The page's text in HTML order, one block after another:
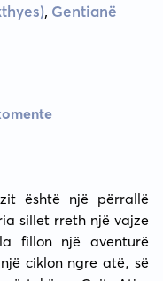
, Gentianë
është një përrallë
sillet rreth një vajze
fillon një aventurë
ciklon ngre atë, së